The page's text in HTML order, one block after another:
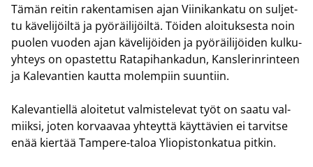
Tämän rei­tin ra­ken­ta­mi­sen ajan Vii­ni­kan­ka­tu on sul­jet­
tu kä­ve­li­jöil­tä ja pyö­räi­li­jöil­tä. Töi­den aloi­tuk­ses­ta noin
puo­len vuo­den ajan kä­ve­li­jöi­den ja pyö­räi­li­jöi­den kul­ku­
yh­teys on opas­tet­tu Ra­ta­pi­han­ka­dun, Kans­le­rin­rin­teen
ja Ka­le­van­tien kaut­ta mo­lem­piin suun­tiin.
Ka­le­van­tiel­lä aloi­te­tut val­mis­te­le­vat työt on saatu val­
miik­si, joten kor­vaa­vaa yh­teyt­tä käyt­tä­vien ei tar­vit­se
enää kier­tää Tampere-​taloa Yli­opis­ton­ka­tua pit­kin.